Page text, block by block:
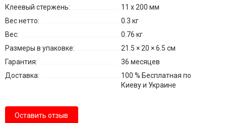
Клеевый стержень:
11 х 200 мм
Вес нетто:
0.3 кг
Вес:
0.76 кг
Размеры в упаковке:
21.5 × 20 × 6.5 см
Гарантия:
36 месяцев
Доставка:
100 % Бесплатная по
Киеву и Украине
Оставить отзыв